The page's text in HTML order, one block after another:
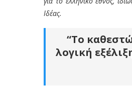
Ιδέας.
“Το
λογική